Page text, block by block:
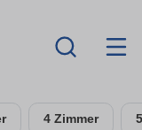
4 Zimmer